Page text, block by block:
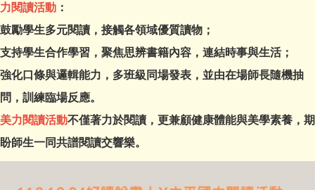
力閱讀活動 ：
鼓勵學生多元閱讀，接觸各領域優質讀物；
支持學生合作學習，聚焦思辨書籍內容，連結時事與生活；
強化口條與邏輯能力，多班級同場發表，並由在場師長隨機抽
問，訓練臨場反應。
美力閱讀活動不僅著力於閱讀，更兼顧健康體能與美學素養，期
盼師生一同共譜閱讀交響樂。